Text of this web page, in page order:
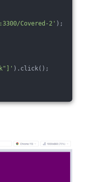
Covered-2' );
).click();